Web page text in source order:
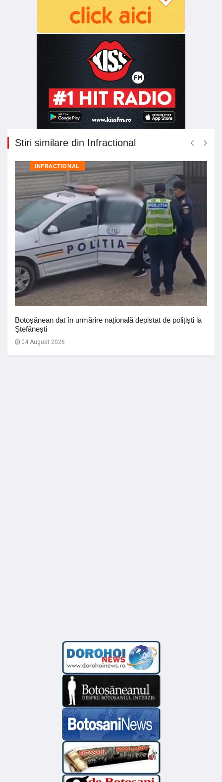
Stiri similare din Infractional
INFRACTIONAL
Botoșănean dat în urmărire națională depistat de polițiști la
Ștefănești
04 August 2026